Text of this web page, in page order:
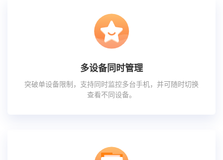
多设备同时管理
突破单设备限制，支持同时监控多台手机，并可随时切换
查看不同设备。